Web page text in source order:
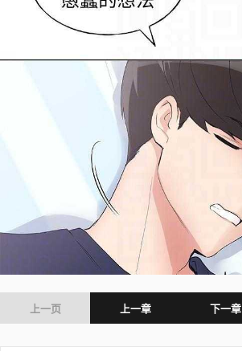
上一页 上一章 下一章